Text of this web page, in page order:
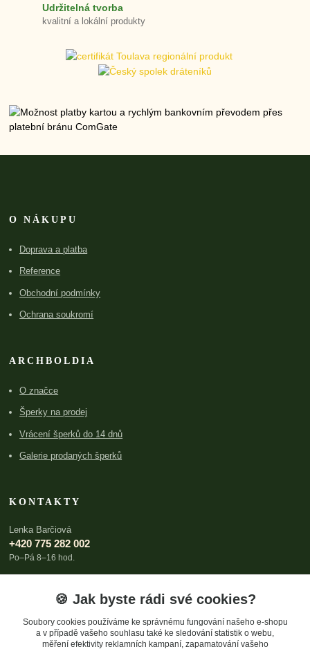
Udržitelná tvorba
kvalitní a lokální produkty
O NÁKUPU
Doprava a platba
Reference
Obchodní podmínky
Ochrana soukromí
ARCHBOLDIA
O značce
Šperky na prodej
Vrácení šperků do 14 dnů
Galerie prodaných šperků
KONTAKTY
Lenka Barčiová
+420 775 282 002
Po–Pá 8–16 hod.
🍪 Jak byste rádi své cookies?
Soubory cookies používáme ke správnému fungování našeho e-shopu
a v případě vašeho souhlasu také ke sledování statistik o webu,
měření efektivity reklamních kampaní, zapamatování vašeho